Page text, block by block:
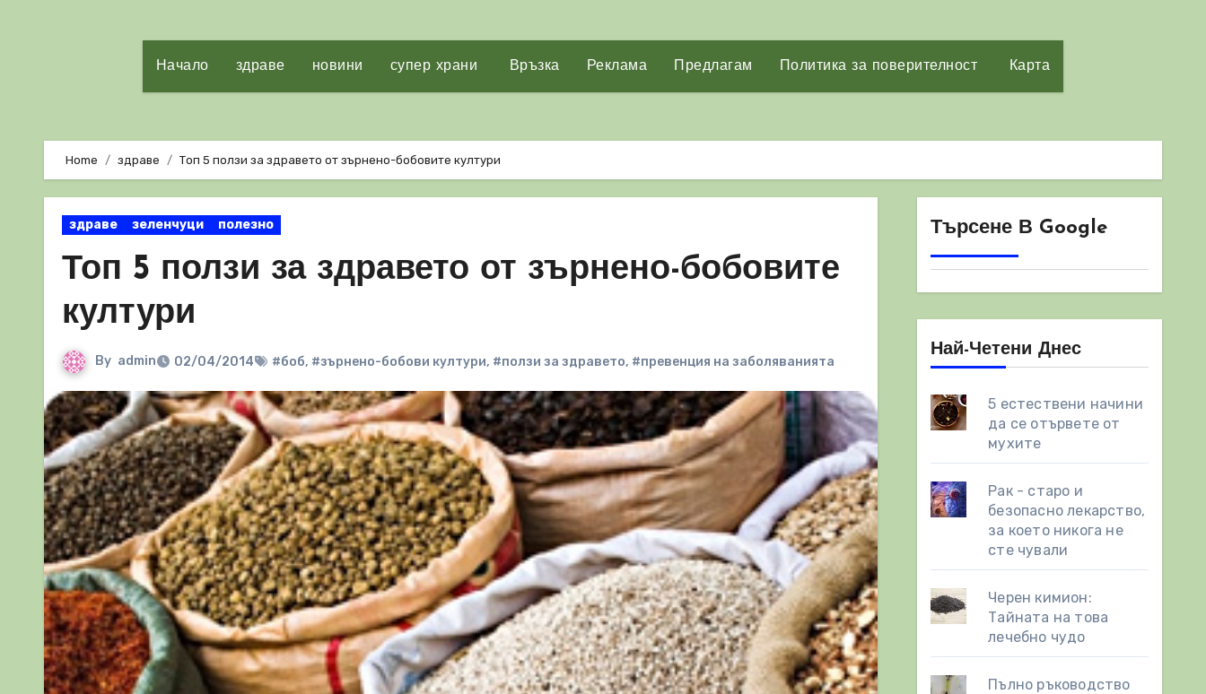
Начало здраве новини супер храни Връзка Реклама Предлагам Политика за поверителност Карта
Home здраве Топ 5 ползи за здравето от зърнено-бобовите култури
здраве зеленчуци полезно
Топ 5 ползи за здравето от зърнено-бобовите
култури
By admin 02/04/2014 #боб, #зърнено-бобови култури, #ползи за здравето, #превенция на заболяванията
Търсене В Google
Най-Четени Днес
5 естествени начини
да се отървете от
мухите
Рак - старо и
безопасно лекарство,
за което никога не
сте чували
Черен кимион:
Тайната на това
лечебно чудо
Пълно ръководство